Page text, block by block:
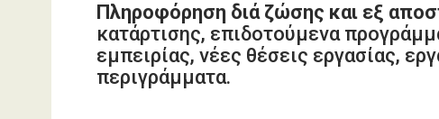
Πληροφόρηση διά ζώσης και εξ
κατάρτισης, επιδοτούμενα
εμπειρίας, νέες θέσεις εργασίας,
περιγράμματα.